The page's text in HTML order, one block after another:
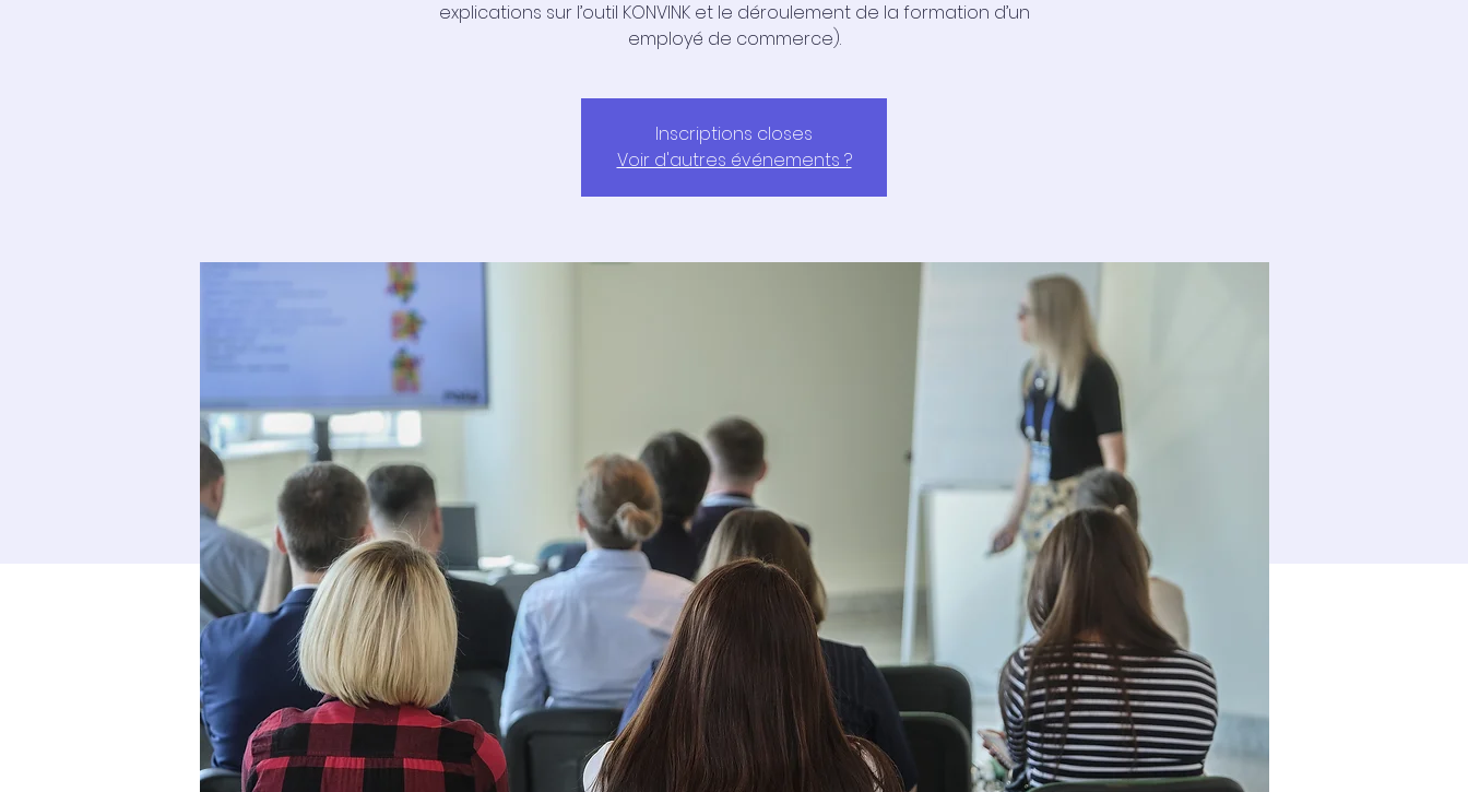
explications sur l’outil KONVINK et le déroulement de la formation d’un
employé de commerce).
Inscriptions closes
Voir d'autres événements ?